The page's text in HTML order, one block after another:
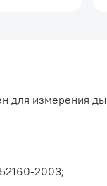
измерения
2003;